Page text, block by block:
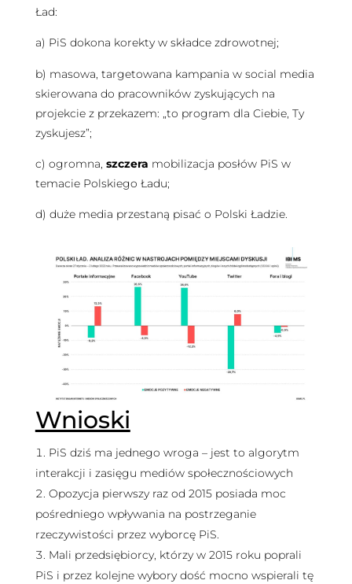
Ład:
a) PiS dokona korekty w składce zdrowotnej;
b) masowa, targetowana kampania w social media
skierowana do pracowników zyskujących na
projekcie z przekazem: „to program dla Ciebie, Ty
zyskujesz”;
c) ogromna, szczera mobilizacja posłów PiS w
temacie Polskiego Ładu;
d) duże media przestaną pisać o Polski Ładzie.
Wnioski
PiS dziś ma jednego wroga – jest to algorytm
interakcji i zasięgu mediów społecznościowych
Opozycja pierwszy raz od 2015 posiada moc
pośredniego wpływania na postrzeganie
rzeczywistości przez wyborcę PiS.
Mali przedsiębiorcy, którzy w 2015 roku poprali
PiS i przez kolejne wybory dość mocno wspierali tę